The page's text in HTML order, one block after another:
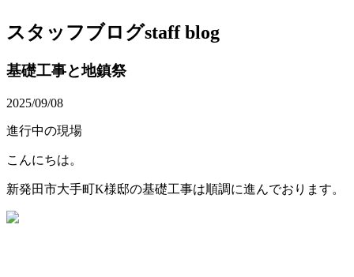
スタッフブログstaff blog
基礎工事と地鎮祭
2025/09/08
進行中の現場
こんにちは。
新発田市大手町K様邸の基礎工事は順調に進んでおります。